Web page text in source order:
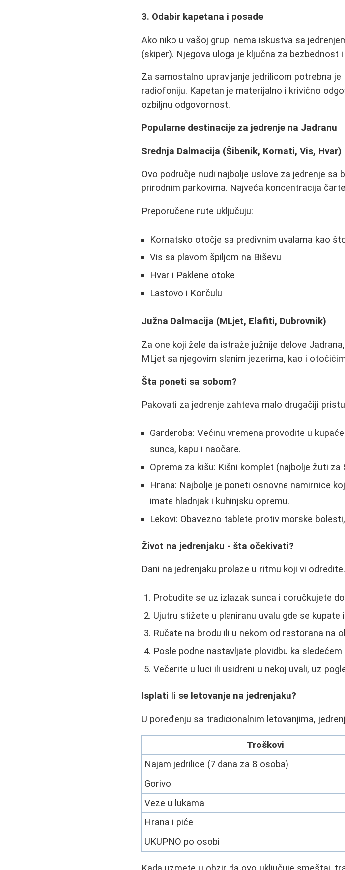
3. Odabir kapetana i posade
Ako niko u vašoj grupi nema iskustva sa
(skiper). Njegova uloga je ključna za bezbednost
Za samostalno upravljanje jedrilicom potrebna
radiofoniju. Kapetan je materijalno i krivično
ozbiljnu odgovornost.
Popularne destinacije za jedrenje na Jadranu
Srednja Dalmacija (Šibenik, Kornati, Vis, Hvar)
Ovo područje nudi najbolje uslove za jedrenje
prirodnim parkovima. Najveća koncentracija
Preporučene rute uključuju:
Kornatsko otočje sa predivnim uvalama kao
Vis sa plavom špiljom na Biševu
Hvar i Paklene otoke
Lastovo i Korčulu
Južna Dalmacija (MLjet, Elafiti, Dubrovnik)
Za one koji žele da istraže južnije delove
MLjet sa njegovim slanim jezerima, kao i
Šta poneti sa sobom?
Pakovati za jedrenje zahteva malo drugačiji
Garderoba: Većinu vremena provodite u
sunca, kapu i naočare.
Oprema za kišu: Kišni komplet (najbolje žuti za
Hrana: Najbolje je poneti osnovne namirnice
imate hladnjak i kuhinjsku opremu.
Lekovi: Obavezno tablete protiv morske
Život na jedrenjaku - šta očekivati?
Dani na jedrenjaku prolaze u ritmu koji vi
Probudite se uz izlazak sunca i doručkujete
Ujutru stižete u planiranu uvalu gde se kupate
Ručate na brodu ili u nekom od restorana na
Posle podne nastavljate plovidbu ka
Večerite u luci ili usidreni u nekoj uvali, uz
Isplati li se letovanje na jedrenjaku?
U poređenju sa tradicionalnim letovanjima,
Troškovi
Najam jedrilice (7 dana za 8 osoba)
Gorivo
Veze u lukama
Hrana i piće
UKUPNO po osobi